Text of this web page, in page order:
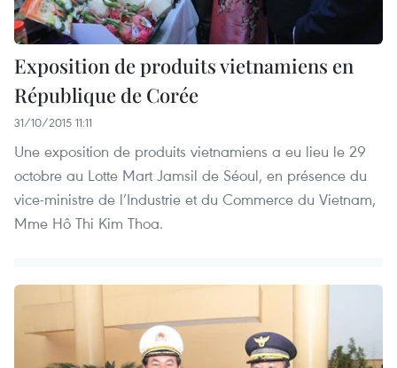
Exposition de produits vietnamiens en
République de Corée
31/10/2015 11:11
Une exposition de produits vietnamiens a eu lieu le 29
octobre au Lotte Mart Jamsil de Séoul, en présence du
vice-ministre de l’Industrie et du Commerce du Vietnam,
Mme Hô Thi Kim Thoa.